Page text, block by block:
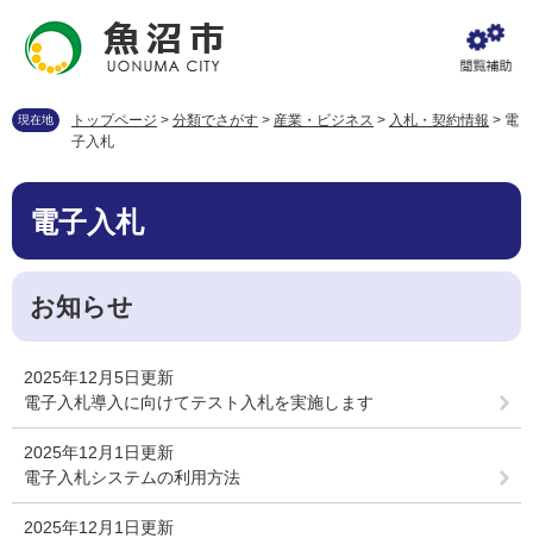
先
す
を
し
へ
現在地 トップページ > 分類でさがす > 産業・ビジネス > 入札・契約情報 > 電
子入札
本
電子入札
お知らせ
2025年12月5日更新
電子入札導入に向けてテスト入札を実施します
2025年12月1日更新
電子入札システムの利用方法
2025年12月1日更新